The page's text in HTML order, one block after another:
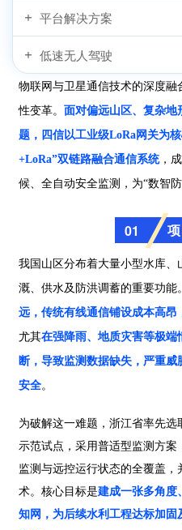
平台解决方案
低速无人驾驶
物联网与卫星通信技术的深度
性变革。 面对偏远山区、复杂
题，四信以工业级LoRa网关为
+LoRa”双链路融合通信系统，
候、全自动安全监测，为“数智
01
我国山区分布着大量小型水库
溉、供水及防洪调蓄的重要功能
远，传统有线通信铺设成本高
尤其在强降雨、地质灾害等极端
断，导致监测数据缺失，严重
安全。
为破解这一难题，浙江省率先
示范试点，采用普适型监测方
监测与远控运行状态的全覆盖
术。核心目标是建成一张多角度
知网，为后续水利工程达标加